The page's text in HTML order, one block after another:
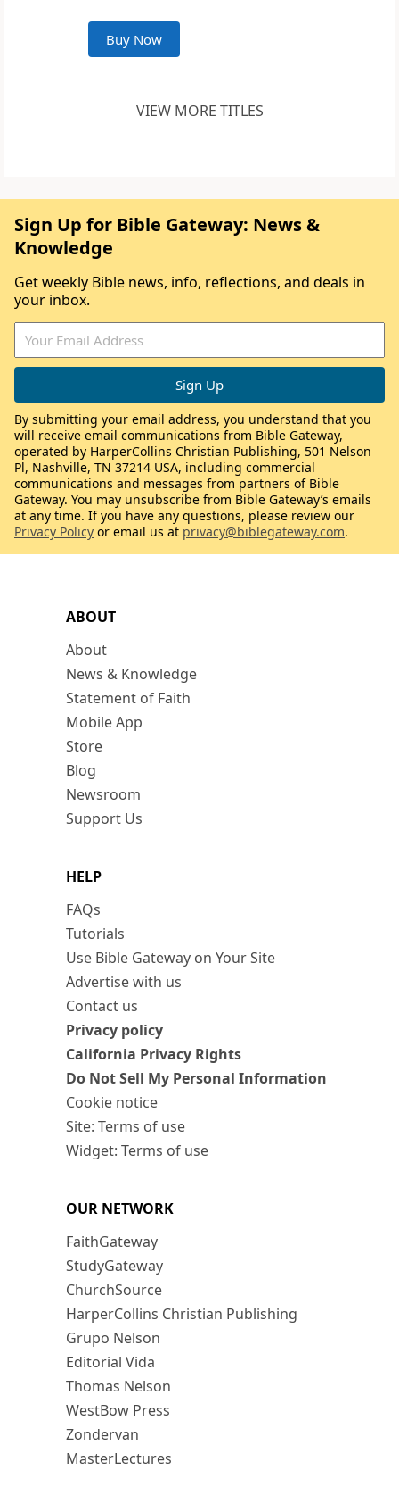
Buy Now
VIEW MORE TITLES
ABOUT
About
News & Knowledge
Statement of Faith
Mobile App
Store
Blog
Newsroom
Support Us
HELP
FAQs
Tutorials
Use Bible Gateway on Your Site
Advertise with us
Contact us
Privacy policy
California Privacy Rights
Do Not Sell My Personal Information
Cookie notice
Site: Terms of use
Widget: Terms of use
OUR NETWORK
FaithGateway
StudyGateway
ChurchSource
HarperCollins Christian Publishing
Grupo Nelson
Editorial Vida
Thomas Nelson
WestBow Press
Zondervan
MasterLectures
Sign Up for Bible Gateway: News &
Knowledge
Get weekly Bible news, info, reflections, and deals in
your inbox.
By submitting your email address, you understand that you
will receive email communications from Bible Gateway,
operated by HarperCollins Christian Publishing, 501 Nelson
Pl, Nashville, TN 37214 USA, including commercial
communications and messages from partners of Bible
Gateway. You may unsubscribe from Bible Gateway’s emails
at any time. If you have any questions, please review our
Privacy Policy or email us at privacy@biblegateway.com.